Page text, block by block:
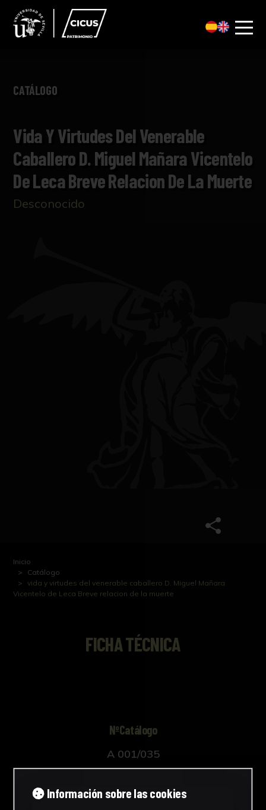
CATÁLOGO
Vida Y Virtudes Del Venerable
Caballero D. Miguel Mañara Vicentelo
De Leca Breve Relacion De La Muerte
Desconocido
Inicio
Catálogo
vida y virtudes del venerable caballero D. Miguel Mañara
Vicentelo de Leca Breve relacion de la muerte
FICHA TÉCNICA
NºCatálogo
A 001/035
Desconocido
Información sobre las cookies